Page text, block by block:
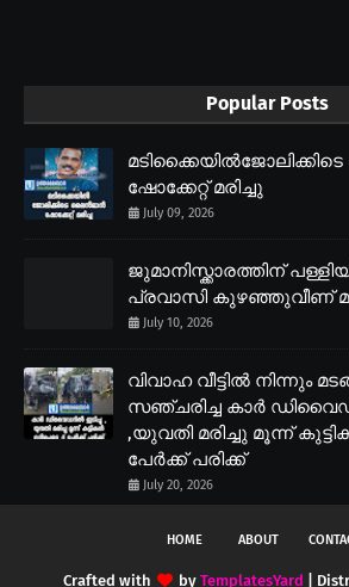
Popular Posts
ഷോക്കേറ്റ് മരിച്ചു
July 09, 2026
ജുമാനിസ്ക്കാരത്തിന്
പ്രവാസി കുഴഞ്ഞുവീണ്
July 10, 2026
വിവാഹ വീട്ടിൽ നിന്നും
സഞ്ചരിച്ച കാർ
,യുവതി മരിച്ചു മൂന്ന്
പേർക്ക് പരിക്ക്
July 20, 2026
HOME ABOUT
Crafted with by TemplatesYard |